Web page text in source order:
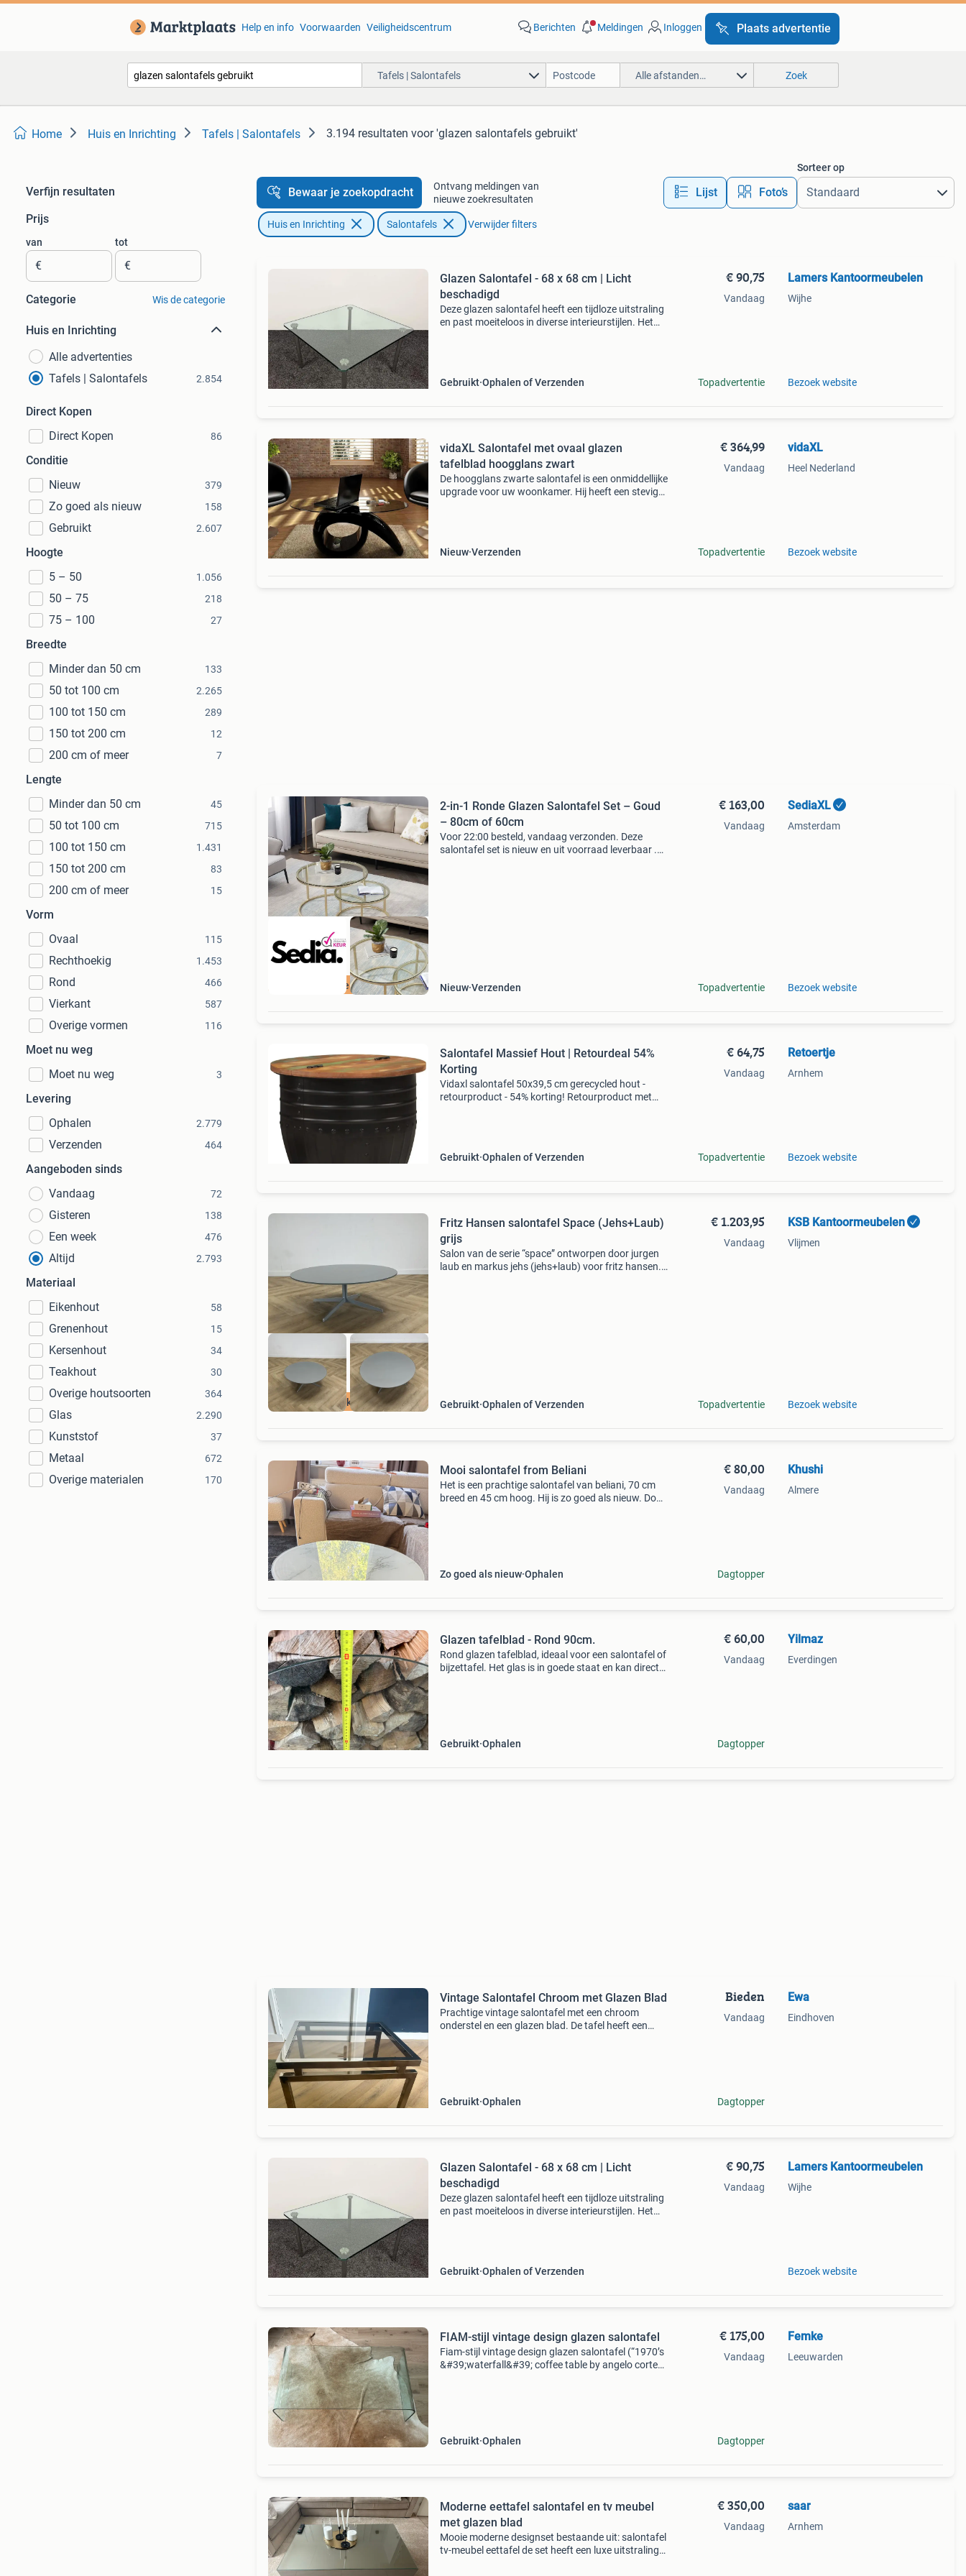
Help en info Voorwaarden Veiligheidscentrum Berichten Meldingen Inloggen Plaats advertentie
Tafels | Salontafels Alle afstanden… Zoek
Home Huis en Inrichting Tafels | Salontafels 3.194 resultaten voor 'glazen salontafels gebruikt'
Verfijn resultaten
Prijs
van
€
tot
€
Categorie Wis de categorie
Huis en Inrichting
Alle advertenties
Tafels | Salontafels
2.854
Direct Kopen
Direct Kopen
86
Conditie
Nieuw
379
Zo goed als nieuw 158
Gebruikt 2.607
Hoogte
5 – 50
1.056
50 – 75 218
75 – 100 27
Breedte
Minder dan 50 cm
133
50 tot 100 cm 2.265
100 tot 150 cm 289
150 tot 200 cm 12
200 cm of meer 7
Lengte
Minder dan 50 cm
45
50 tot 100 cm 715
100 tot 150 cm 1.431
150 tot 200 cm 83
200 cm of meer 15
Vorm
Ovaal
115
Rechthoekig 1.453
Rond 466
Vierkant 587
Overige vormen 116
Moet nu weg
Moet nu weg
3
Levering
Ophalen
2.779
Verzenden 464
Aangeboden sinds
Vandaag
72
Gisteren 138
Een week 476
Altijd 2.793
Materiaal
Eikenhout
58
Grenenhout 15
Kersenhout 34
Teakhout 30
Overige houtsoorten 364
Glas 2.290
Kunststof 37
Metaal 672
Overige materialen 170
Bewaar je zoekopdracht
Ontvang meldingen van
nieuwe zoekresultaten
Lijst Foto’s
Sorteer op
Huis en Inrichting Salontafels Verwijder filters
Glazen Salontafel - 68 x 68 cm | Licht
beschadigd
Deze glazen salontafel heeft een tijdloze uitstraling
en past moeiteloos in diverse interieurstijlen. Het
Gebruikt Ophalen of Verzenden
€ 90,75
Vandaag
Topadvertentie
Lamers Kantoormeubelen
Wijhe
Bezoek website
vidaXL Salontafel met ovaal glazen
tafelblad hoogglans zwart
De hoogglans zwarte salontafel is een onmiddellijke
upgrade voor uw woonkamer. Hij heeft een stevige
Nieuw Verzenden
€ 364,99
Vandaag
Topadvertentie
vidaXL
Heel Nederland
Bezoek website
Beoordeeld met 9+
2-in-1 Ronde Glazen Salontafel Set – Goud
– 80cm of 60cm
Voor 22:00 besteld, vandaag verzonden. Deze
salontafel set is nieuw en uit voorraad leverbaar .
Nieuw Verzenden
€ 163,00
Vandaag
Topadvertentie
SediaXL
Amsterdam
Bezoek website
Salontafel Massief Hout | Retourdeal 54%
Korting
Vidaxl salontafel 50x39,5 cm gerecycled hout -
retourproduct - 54% korting! Retourproduct met
Gebruikt Ophalen of Verzenden
€ 64,75
Vandaag
Topadvertentie
Retoertje
Arnhem
Bezoek website
% Stapelkorting %
Fritz Hansen salontafel Space (Jehs+Laub)
grijs
Salon van de serie “space” ontworpen door jurgen
laub en markus jehs (jehs+laub) voor fritz hansen.
Gebruikt Ophalen of Verzenden
€ 1.203,95
Vandaag
Topadvertentie
KSB Kantoormeubelen
Vlijmen
Bezoek website
Mooi salontafel from Beliani
Het is een prachtige salontafel van beliani, 70 cm
breed en 45 cm hoog. Hij is zo goed als nieuw. Door
Zo goed als nieuw Ophalen
€ 80,00
Vandaag
Dagtopper
Khushi
Almere
Glazen tafelblad - Rond 90cm.
Rond glazen tafelblad, ideaal voor een salontafel of
bijzettafel. Het glas is in goede staat en kan direct
Gebruikt Ophalen
€ 60,00
Vandaag
Dagtopper
Yilmaz
Everdingen
Vintage Salontafel Chroom met Glazen Blad
Prachtige vintage salontafel met een chroom
onderstel en een glazen blad. De tafel heeft een
Gebruikt Ophalen
Bieden
Vandaag
Dagtopper
Ewa
Eindhoven
Glazen Salontafel - 68 x 68 cm | Licht
beschadigd
Deze glazen salontafel heeft een tijdloze uitstraling
en past moeiteloos in diverse interieurstijlen. Het
Gebruikt Ophalen of Verzenden
€ 90,75
Vandaag
Lamers Kantoormeubelen
Wijhe
Bezoek website
FIAM-stijl vintage design glazen salontafel
Fiam-stijl vintage design glazen salontafel (“1970’s
&#39;waterfall&#39; coffee table by angelo cortesi
Gebruikt Ophalen
€ 175,00
Vandaag
Dagtopper
Femke
Leeuwarden
Moderne eettafel salontafel en tv meubel
met glazen blad
Mooie moderne designset bestaande uit: salontafel
tv-meubel eettafel de set heeft een luxe uitstraling
€ 350,00
Vandaag
saar
Arnhem